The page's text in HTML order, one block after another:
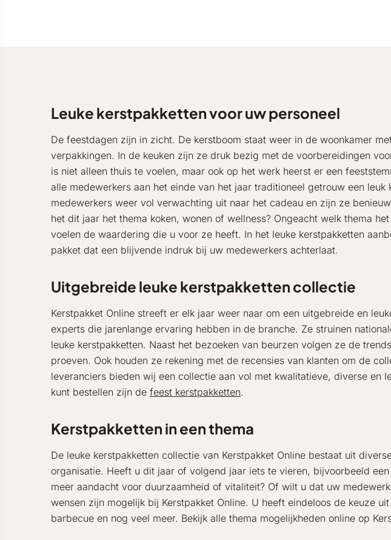
Leuke kerstpakketten voor uw personeel
De feestdagen zijn in zicht. De kerstboom staat weer in de woonkamer
verpakkingen. In de keuken zijn ze druk bezig met de voorbereidingen
is niet alleen thuis te voelen, maar ook op het werk heerst er een
alle medewerkers aan het einde van het jaar traditioneel getrouw een leuk
medewerkers weer vol verwachting uit naar het cadeau en zijn ze
het dit jaar het thema koken, wonen of wellness? Ongeacht welk thema
voelen de waardering die u voor ze heeft. In het leuke kerstpakketten
pakket dat een blijvende indruk bij uw medewerkers achterlaat.
Uitgebreide leuke kerstpakketten collectie
Kerstpakket Online streeft er elk jaar weer naar om een uitgebreide en
experts die jarenlange ervaring hebben in de branche. Ze struinen
leuke kerstpakketten. Naast het bezoeken van beurzen volgen ze de
proeven. Ook houden ze rekening met de recensies van klanten om de
leveranciers bieden wij een collectie aan vol met kwalitatieve, diverse en
kunt bestellen zijn de feest kerstpakketten.
Kerstpakketten in een thema
De leuke kerstpakketten collectie van Kerstpakket Online bestaat uit
organisatie. Heeft u dit jaar of volgend jaar iets te vieren, bijvoorbeeld
meer aandacht voor duurzaamheid of vitaliteit? Of wilt u dat uw
wensen zijn mogelijk bij Kerstpakket Online. U heeft eindeloos de keuze
barbecue en nog veel meer. Bekijk alle thema mogelijkheden online op